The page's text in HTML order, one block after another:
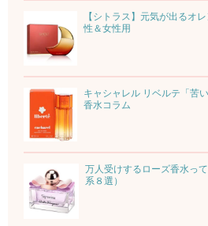
【シトラス】元気が出るオ
性＆女性用
キャシャレル リベルテ「苦
香水コラム
万人受けするローズ香水っ
系８選）